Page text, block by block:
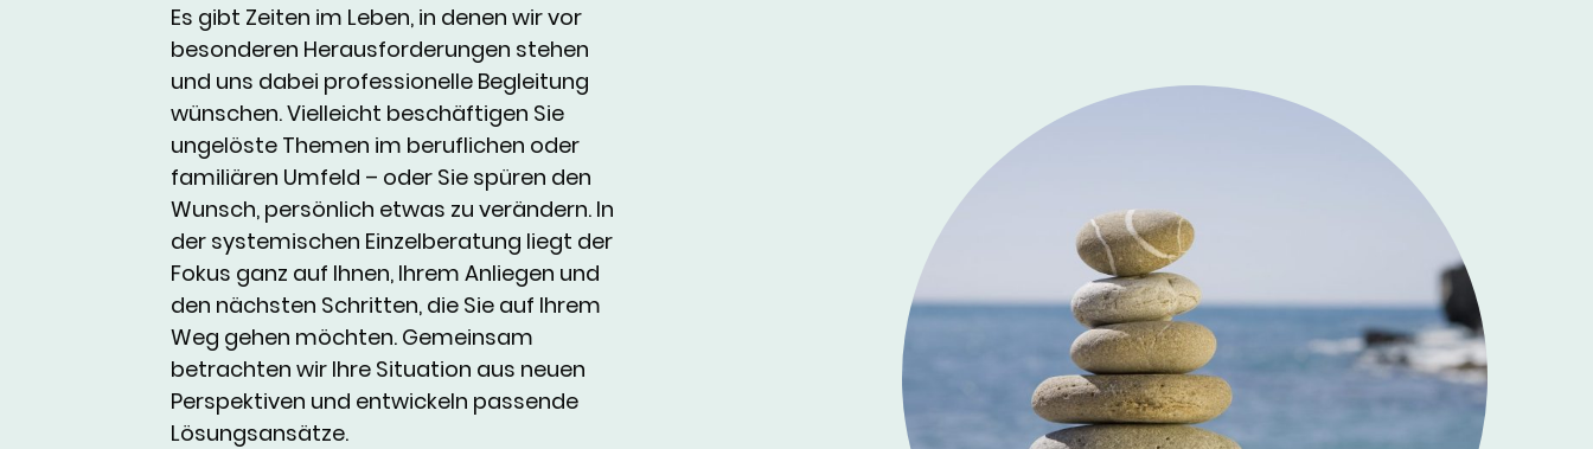
Es gibt Zeiten im Leben, in denen wir vor
besonderen Herausforderungen stehen
und uns dabei professionelle Begleitung
wünschen. Vielleicht beschäftigen Sie
ungelöste Themen im beruflichen oder
familiären Umfeld – oder Sie spüren den
Wunsch, persönlich etwas zu verändern. In
der systemischen Einzelberatung liegt der
Fokus ganz auf Ihnen, Ihrem Anliegen und
den nächsten Schritten, die Sie auf Ihrem
Weg gehen möchten. Gemeinsam
betrachten wir Ihre Situation aus neuen
Perspektiven und entwickeln passende
Lösungsansätze.